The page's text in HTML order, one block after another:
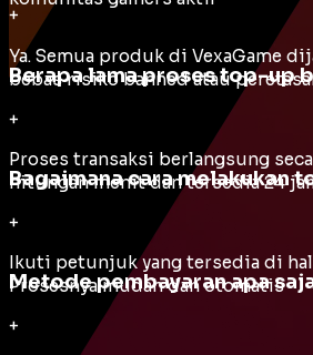
+
Ya. Semua produk di VexaGame
bebas risiko banned atau
Berapa lama proses top-up
+
Proses transaksi berlangsung
hitungan menit dan tersedia 24
Bagaimana cara melakukan
+
Ikuti petunjuk yang tersedia di
Prosesnya mudah dan otomatis
Metode pembayaran apa
+